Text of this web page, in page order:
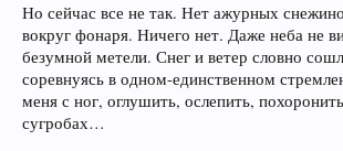
Но сейчас все не так. Нет ажурных
вокруг фонаря. Ничего нет. Даже неба не
безумной метели. Снег и ветер словно
соревнуясь в одном-единственном
меня с ног, оглушить, ослепить,
сугробах…